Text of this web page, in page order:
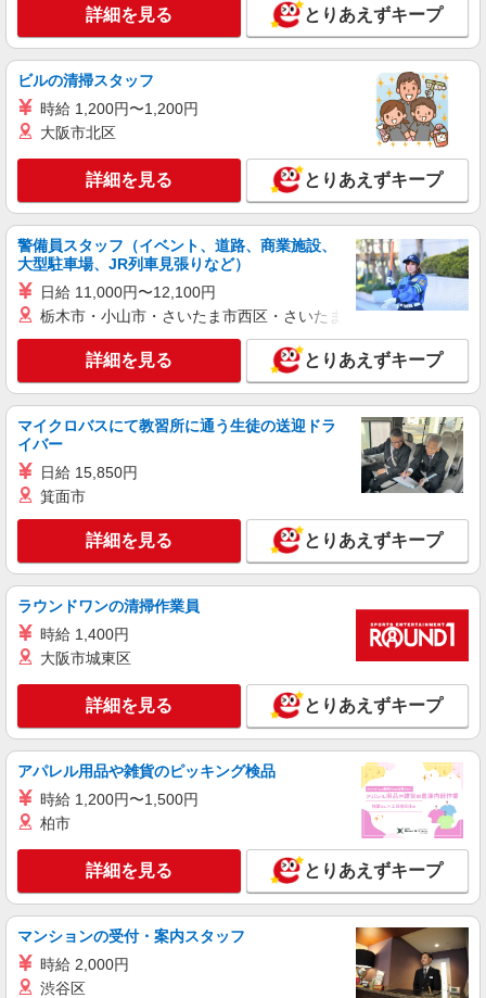
正社員
UTエージェント株式会社 AGT関西第二CU AGT三田エリア SSテクノ
CL 《Jbqy1C》
NEW
原材料運搬
月給：204,000円〜 月収例：220,000円(月給＋
各種手当)
兵庫県三田市 勤務詳細：三田市 通勤方法：車/
バス/電車/バイク 最寄り駅：新三田駅から車12分
※構内の（無料）駐車場利用OK
キープ 詳細を見る
正社員
UTエージェント株式会社 AGT関西第二CU AGT三田エリア KYテクノ
NEW
機械操作・検品・梱包・清掃・PC入力
月給：204,000円〜 月収例：258,000円(月給＋
各種手当)
兵庫県三田市 勤務詳細：三田市 通勤方法：車/
自転車/バイク 最寄り駅：相野駅から車7分 ※構内
正社員
UTエージェント株式会社 AGT関西第二CU AGT三田エリア THテクノ
CL 《JUFP1C》
NEW
兵庫県三田市 勤務詳細：三田市 通勤方法：車
最寄り駅：相野駅から車7分 ※構内の（無料）駐
車場利用OK ※バイク通勤不可
キープ 詳細を見る
正社員
UTエージェント株式会社 AGT関西第二CU AGT三田エリア KUテクノ
CL 《Jdfi1C》
NEW
月給：211,000円〜 月収例：243,000円(月給＋
各種手当)
兵庫県三田市 勤務詳細：三田市 通勤方法：車/
バス/電車/バイク 最寄り駅：新三田駅から車14分
詳細を見る とりあえずキープ
ビルの清掃スタッフ
時給 1,200円〜1,200円
大阪市北区
詳細を見る とりあえずキープ
警備員スタッフ（イベント、道路、商業施設、
大型駐車場、JR列車見張りなど）
日給 11,000円〜12,100円
栃木市・小山市・さいたま市西区・さいたま市岩槻区・久喜市・
詳細を見る とりあえずキープ
マイクロバスにて教習所に通う生徒の送迎ドラ
イバー
日給 15,850円
箕面市
詳細を見る とりあえずキープ
ラウンドワンの清掃作業員
時給 1,400円
大阪市城東区
詳細を見る とりあえずキープ
アパレル用品や雑貨のピッキング検品
時給 1,200円〜1,500円
柏市
詳細を見る とりあえずキープ
マンションの受付・案内スタッフ
時給 2,000円
渋谷区